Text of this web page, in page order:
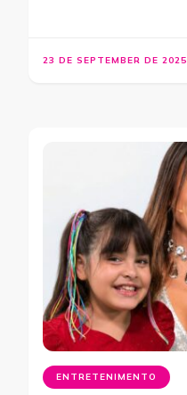
23 DE SEPTEMBER DE 2025
ENTRETENIMENTO